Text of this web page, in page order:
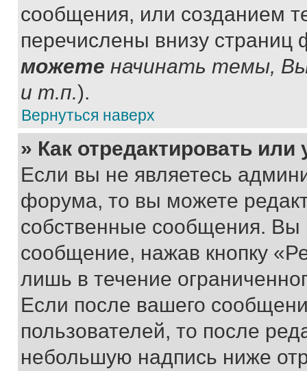
сообщения, или созданием
перечислены внизу
можете начинать темы,
и т.п.).
Вернуться наверх
» Как отредактировать
Если вы не являетесь
форума, то вы можете
собственные сообщения. Вы
сообщение, нажав кнопку
лишь в течение
Если после вашего
пользователей, то после
небольшую надпись ниже